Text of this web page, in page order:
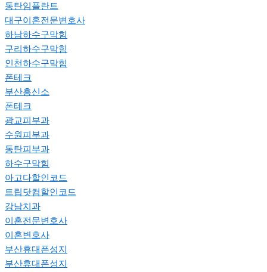
동탄임플란트
대구이혼전문변호사
하남하수구막힘
구리하수구막힘
인천하수구막힘
폰테크
부산흥신소
폰테크
광교피부과
수원피부과
동탄피부과
하수구막힘
아고다할인코드
트립닷컴할인코드
강남치과
이혼전문변호사
이혼변호사
부산휴대폰성지
부산휴대폰성지